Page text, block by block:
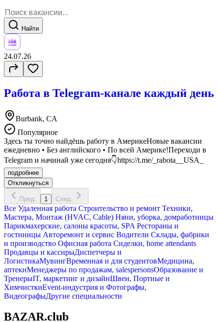
Найти
24.07.26
Работа в Telegram-канале каждый день
Burbank, CA
Популярное
Здесь ты точно найдёшь работу в АмерикеНовые вакансии
ежедневно • Без английского • По всей Америке!Переходи в
Telegram и начинай уже сегодня👇https://t.me/_rabota__USA_
подробнее
Откликнуться
Пред. 1 След.
Все Удаленная работа Строительство и ремонт Техники,
Мастера, Монтаж (HVAC, Cable) Няни, уборка, домработницы
Парикмахерские, салоны красоты, SPA Рестораны и
гостиницы Авторемонт и cервис Водители Склады, фабрики
и производство Офисная работа Сиделки, home attendants
Продавцы и кассирыДиспетчеры и
ЛогистикаМувингВременная и для студентовМедицина,
аптекиМенеджеры по продажам, salespersonsОбразование и
ТренерыIT, маркетинг и дизайнШвеи, Портные и
ХимчисткиEvent-индустрия и Фотографы,
ВидеографыДругие специальности
BAZAR.club